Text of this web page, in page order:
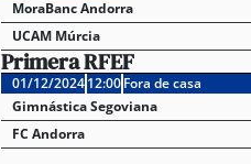
MoraBanc Andorra
UCAM Múrcia
Primera RFEF
01/12/2024 12:00 Fora de casa
Gimnástica Segoviana
FC Andorra